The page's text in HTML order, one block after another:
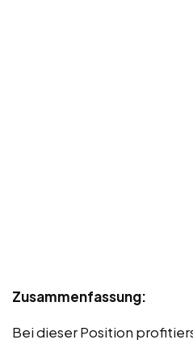
Zusammenfassung:
Bei dieser Position